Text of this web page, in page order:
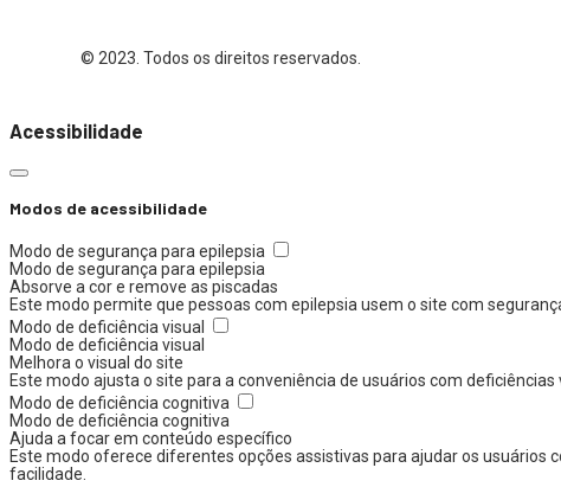
© 2023. Todos os direitos reservados.
Acessibilidade
Modos de acessibilidade
Modo de segurança para epilepsia
Modo de segurança para epilepsia
Absorve a cor e remove as piscadas
Este modo permite que pessoas com epilepsia usem o site com
Modo de deficiência visual
Modo de deficiência visual
Melhora o visual do site
Este modo ajusta o site para a conveniência de usuários com
Modo de deficiência cognitiva
Modo de deficiência cognitiva
Ajuda a focar em conteúdo específico
Este modo oferece diferentes opções assistivas para ajudar os usuários
facilidade.